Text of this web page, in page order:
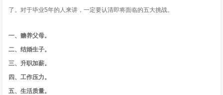
了。对于毕业5年的人来讲，一定要认清即将面临的五大挑战。
一、赡养父母。
二、结婚生子。
三、升职加薪。
四、工作压力。
五、生活质量。